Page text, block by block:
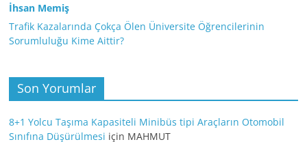
İhsan Memiş
Trafik Kazalarında Çokça Ölen Üniversite Öğrencilerinin
Sorumluluğu Kime Aittir?
Son Yorumlar
8+1 Yolcu Taşıma Kapasiteli Minibüs tipi Araçların Otomobil
Sınıfına Düşürülmesi için MAHMUT